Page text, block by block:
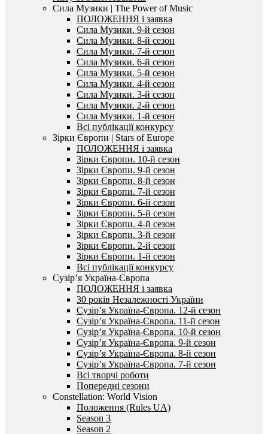
Сила Музики | The Power of Music
ПОЛОЖЕННЯ і заявка
Сила Музики. 9-й сезон
Сила Музики. 8-й сезон
Сила Музики. 7-й сезон
Сила Музики. 6-й сезон
Сила Музики. 5-й сезон
Сила Музики. 4-й сезон
Сила Музики. 3-й сезон
Сила Музики. 2-й сезон
Сила Музики. 1-й сезон
Всі публікації конкурсу
Зірки Європи | Stars of Europe
ПОЛОЖЕННЯ і заявка
Зірки Європи. 10-й сезон
Зірки Європи. 9-й сезон
Зірки Європи. 8-й сезон
Зірки Європи. 7-й сезон
Зірки Європи. 6-й сезон
Зірки Європи. 5-й сезон
Зірки Європи. 4-й сезон
Зірки Європи. 3-й сезон
Зірки Європи. 2-й сезон
Зірки Європи. 1-й сезон
Всі публікації конкурсу
Сузір’я Україна-Європа
ПОЛОЖЕННЯ і заявка
30 років Незалежності України
Сузір’я Україна-Європа. 12-й сезон
Сузір’я Україна-Європа. 11-й сезон
Сузір’я Україна-Європа. 10-й сезон
Сузір’я Україна-Європа. 9-й сезон
Сузір’я Україна-Європа. 8-й сезон
Сузір’я Україна-Європа. 7-й сезон
Всі творчі роботи
Попередні сезони
Constellation: World Vision
Положення (Rules UA)
Season 3
Season 2